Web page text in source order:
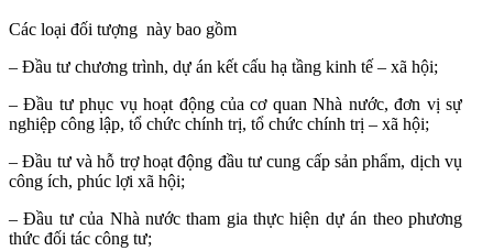
Các loại đối tượng này bao gồm
– Đầu tư chương trình, dự án kết cấu hạ tầng kinh tế – xã hội;
– Đầu tư phục vụ hoạt động của cơ quan Nhà nước, đơn vị sự
nghiệp công lập, tổ chức chính trị, tổ chức chính trị – xã hội;
– Đầu tư và hỗ trợ hoạt động đầu tư cung cấp sản phẩm, dịch vụ
công ích, phúc lợi xã hội;
– Đầu tư của Nhà nước tham gia thực hiện dự án theo phương
thức đối tác công tư;